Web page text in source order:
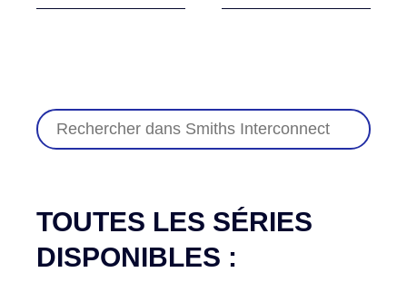
TOUTES LES SÉRIES
DISPONIBLES :